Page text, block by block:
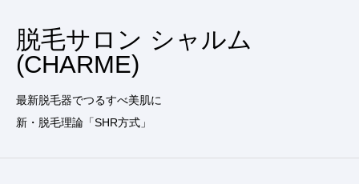
脱毛サロン シャルム
(CHARME)
最新脱毛器でつるすべ美肌に
新・脱毛理論「SHR方式」